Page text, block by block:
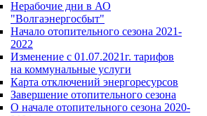
Нерабочие дни в АО
"Волгаэнергосбыт"
Начало отопительного сезона 2021-
2022
Изменение с 01.07.2021г. тарифов
на коммунальные услуги
Карта отключений энергоресурсов
Завершение отопительного сезона
О начале отопительного сезона 2020-